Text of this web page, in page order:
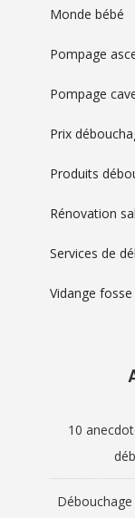
Monde bébé
Pompage
Pompage
Prix
Produits
Rénovation
Services de
Vidange
10